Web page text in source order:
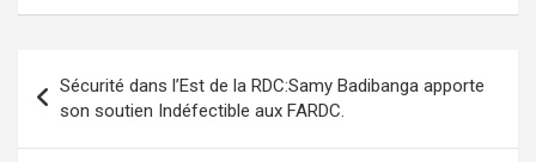
de
l’article
Sécurité dans l’Est de la RDC:Samy Badibanga apporte
son soutien Indéfectible aux FARDC.